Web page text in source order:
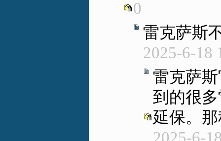
0
雷克萨斯
2025-6-18
雷克萨
到的很
延保。
2025-6-